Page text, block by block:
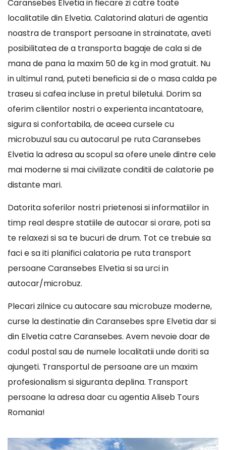
Caransebes Elvetia in fiecare zi catre toate
localitatile din Elvetia. Calatorind alaturi de agentia
noastra de transport persoane in strainatate, aveti
posibilitatea de a transporta bagaje de cala si de
mana de pana la maxim 50 de kg in mod gratuit. Nu
in ultimul rand, puteti beneficia si de o masa calda pe
traseu si cafea incluse in pretul biletului. Dorim sa
oferim clientilor nostri o experienta incantatoare,
sigura si confortabila, de aceea cursele cu
microbuzul sau cu autocarul pe ruta Caransebes
Elvetia la adresa au scopul sa ofere unele dintre cele
mai moderne si mai civilizate conditii de calatorie pe
distante mari.
Datorita soferilor nostri prietenosi si informatiilor in
timp real despre statiile de autocar si orare, poti sa
te relaxezi si sa te bucuri de drum. Tot ce trebuie sa
faci e sa iti planifici calatoria pe ruta transport
persoane Caransebes Elvetia si sa urci in
autocar/microbuz.
Plecari zilnice cu autocare sau microbuze moderne,
curse la destinatie din Caransebes spre Elvetia dar si
din Elvetia catre Caransebes. Avem nevoie doar de
codul postal sau de numele localitatii unde doriti sa
ajungeti. Transportul de persoane are un maxim
profesionalism si siguranta deplina. Transport
persoane la adresa doar cu agentia Aliseb Tours
Romania!
Player